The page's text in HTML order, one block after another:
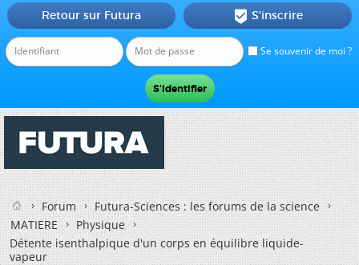
Se souvenir de moi ?
Retour sur Futura  S'inscrire
Forum
Futura-Sciences : les forums de la science
MATIERE
Physique
Détente isenthalpique d'un corps en équilibre liquide-
vapeur